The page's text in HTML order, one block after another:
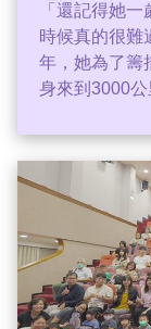
「還記得她
時候真的很難
年，她為了籌
身來到3000
One-Forty，
跨國工作者的
她的告白，還